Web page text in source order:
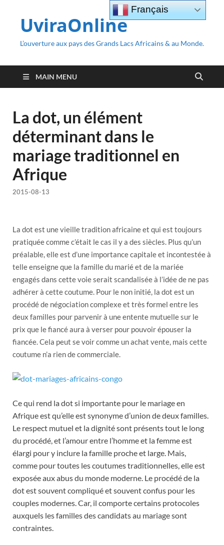
UviraOnline
L’ouverture aux pays des Grands Lacs Africains & au Monde.
MAIN MENU
La dot, un élément
déterminant dans le
mariage traditionnel en
Afrique
2015-08-13
La dot est une vieille tradition africaine et qui est toujours
pratiquée comme c’était le cas il y a des siècles. Plus qu’un
préalable, elle est d’une importance capitale et incontestée à
telle enseigne que la famille du marié et de la mariée
engagés dans cette voie serait scandalisée à l’idée de ne pas
adhérer à cette coutume. Pour le non initié, la dot est un
procédé de négociation complexe et très formel entre les
deux familles pour parvenir à une entente mutuelle sur le
prix que le fiancé aura à verser pour pouvoir épouser la
fiancée. Cela peut se voir comme un achat vente, mais cette
coutume n’a rien de commerciale.
Ce qui rend la dot si importante pour le mariage en
Afrique est qu’elle est synonyme d’union de deux familles.
Le respect mutuel et la dignité sont présents tout le long
du procédé, et l’amour entre l’homme et la femme est
élargi pour y inclure la famille proche et large. Mais,
comme pour toutes les coutumes traditionnelles, elle est
exposée aux abus du monde moderne. Le procédé de la
dot est souvent compliqué et souvent confus pour les
couples modernes. Car, il comporte certains protocoles
auxquels les familles des candidats au mariage sont
contraintes.
Français